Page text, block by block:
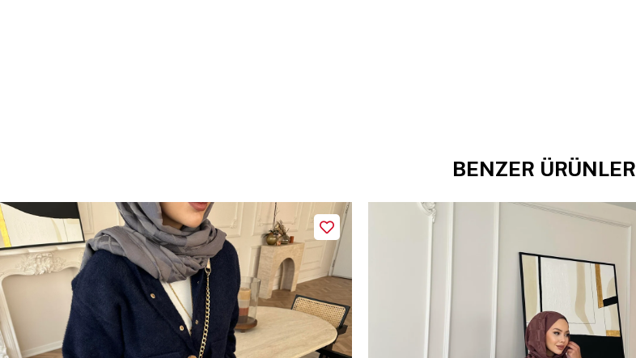
BENZER ÜRÜNLER